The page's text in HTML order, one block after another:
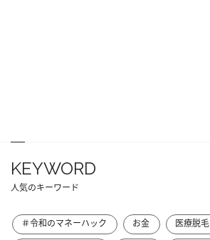
KEYWORD
人気のキーワード
＃令和のマネーハック お金 医療脱毛